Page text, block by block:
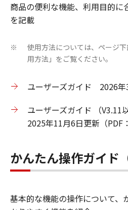
商品の便利な機能、利用目的に
を記載
※
使用方法については、ページ
用方法」をご覧ください。
ユーザーズガイド 2026年
ユーザーズガイド （V3.11
2025年11月6日更新（PDF
かんたん操作ガイド
基本的な機能の操作について、